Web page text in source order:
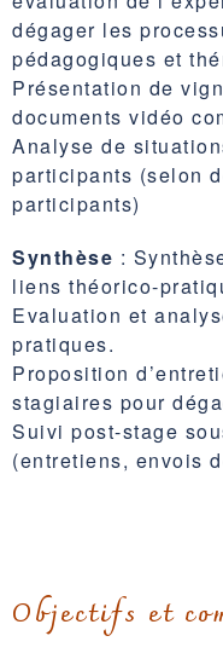
dégager les
pédagogiques et
Présentation de
documents vidéo
Analyse de
participants (selon
participants)
Synthèse :
liens théorico-
Evaluation et
pratiques.
Proposition
stagiaires pour
Suivi post-stage
(entretiens, envois
Objectifs et